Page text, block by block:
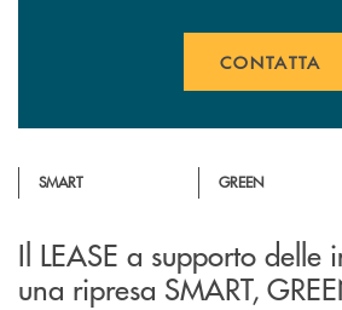
CONTATTA
SMART GREEN
Il LEASE a supporto delle
una ripresa SMART,